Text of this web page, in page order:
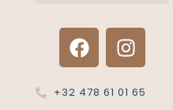
+32 478 61 01 65